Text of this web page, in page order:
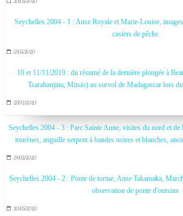
20/05/2020
Seychelles 2004 - 1 : Anse Royale et Marie-Louise,
casiers de pêche
17/05/2020
10 et 11/11/2019 : du résumé de la dernière plongée à
Tsarabanjina, Mitsio) au survol de Madagascar lors
27/02/2020
Seychelles 2004 - 3 : Parc Sainte Anne, visites du nord et
murènes, anguille serpent à bandes noires et blanches,
24/05/2020
Seychelles 2004 - 2 : Ponte de tortue, Anse Takamaka,
observation de ponte d'oursins
20/05/2020